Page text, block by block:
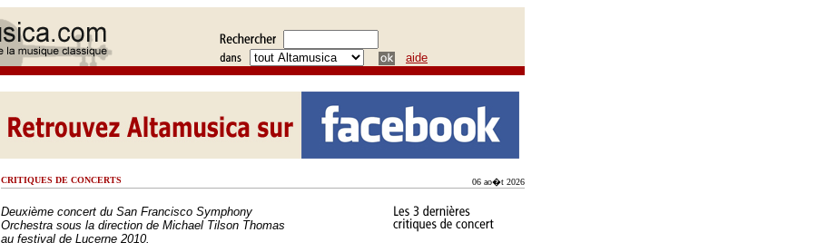
aide
CRITIQUES DE CONCERTS 06 ao�t 2026
Deuxième concert du San Francisco Symphony
Orchestra sous la direction de Michael Tilson Thomas
au festival de Lucerne 2010.